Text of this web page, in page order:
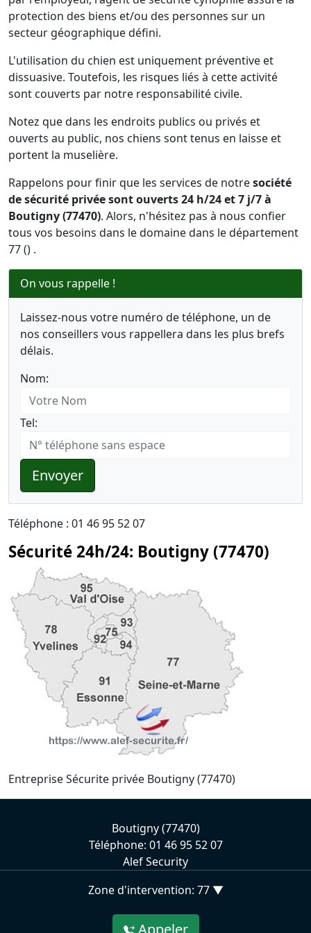
protection des biens et/ou des personnes sur un
secteur géographique défini.
L'utilisation du chien est uniquement préventive et
dissuasive. Toutefois, les risques liés à cette activité
sont couverts par notre responsabilité civile.
Notez que dans les endroits publics ou privés et
ouverts au public, nos chiens sont tenus en laisse et
portent la muselière.
Rappelons pour finir que les services de notresociété
de sécurité privée sont ouverts 24 h/24 et 7 j/7 à
Boutigny (77470). Alors, n'hésitez pas à nous confier
tous vos besoins dans le domaine dans le département
77 () .
On vous rappelle !
Laissez-nous votre numéro de téléphone, un de
nos conseillers vous rappellera dans les plus brefs
délais.
Nom:
Tel:
Envoyer
Téléphone : 01 46 95 52 07
Sécurité 24h/24: Boutigny (77470)
Entreprise Sécurite privée Boutigny (77470)
Boutigny (77470)
Téléphone: 01 46 95 52 07
Alef Security
Zone d'intervention: 77 ▼
Appeler